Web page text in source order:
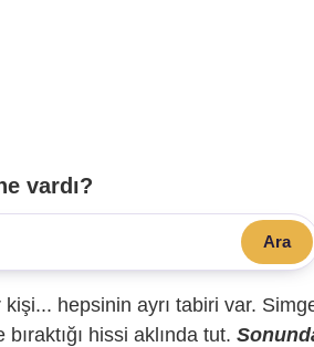
vardı?
Ara
hepsinin ayrı tabiri var.
hissi aklında tut.